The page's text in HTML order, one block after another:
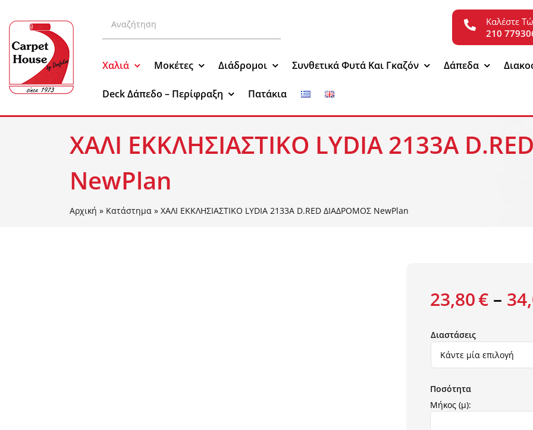
περιεχόμενο
για:
Καλέστε
210
Χαλιά Μοκέτες Διάδρομοι Συνθετικά Φυτά Και Γκαζόν Δάπεδα
Deck Δάπεδο – Περίφραξη Πατάκια
ΧΑΛΙ ΕΚΚΛΗΣΙΑΣΤΙΚΟ LYDIA 2133Α
NewPlan
Αρχική » Κατάστημα » ΧΑΛΙ ΕΚΚΛΗΣΙΑΣΤΙΚΟ LYDIA 2133Α D.RED ΔΙΑΔΡΟΜΟΣ NewPlan
23,80€ –
Διαστάσεις
Μήκος (μ):